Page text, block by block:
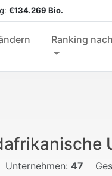
€134.269 Bio.
Ranking
Unternehmen: 47